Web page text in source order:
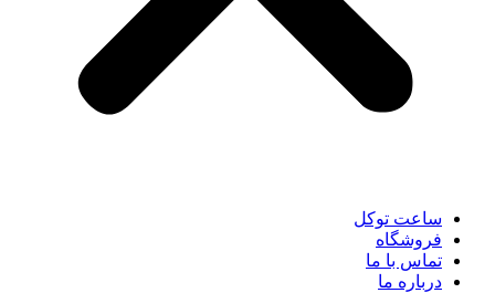
ساعت توکل
فروشگاه
تماس با ما
درباره ما